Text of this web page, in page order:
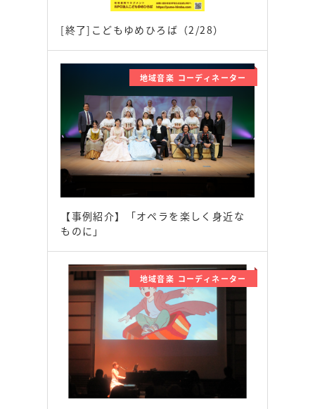
[終了]こどもゆめひろば（2/28）
地域音楽 コーディネーター
【事例紹介】「オペラを楽しく身近な
ものに」
地域音楽 コーディネーター